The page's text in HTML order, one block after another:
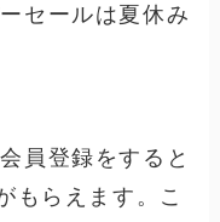
セールは夏休み
員登録をすると
もらえます。こ